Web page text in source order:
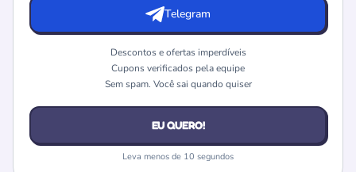
Telegram
Descontos e ofertas imperdíveis
Cupons verificados pela equipe
Sem spam. Você sai quando quiser
EU QUERO!
Leva menos de 10 segundos